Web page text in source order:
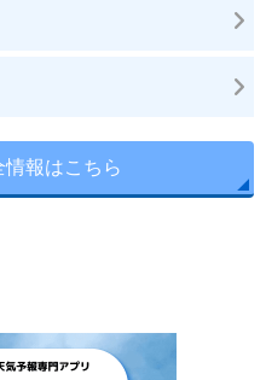
報はこちら